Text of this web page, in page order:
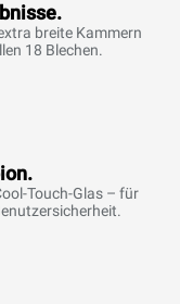
breite Kammern
18 Blechen.
Touch-Glas – für